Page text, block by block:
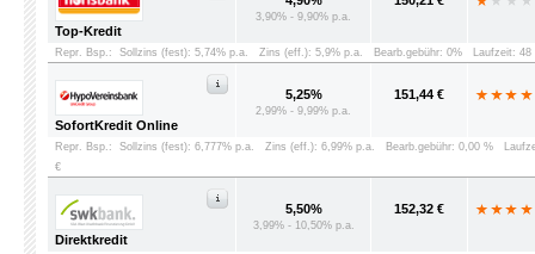
Top-Kredit
3,90% - 9,90% p.a.
Repr. Bsp.: Sollzins (fest): 5,74% p.a. Zins (eff.): 5,9% p.a. Bearb.gebühr: 0% Laufzeit: 48
SofortKredit Online
5,25%
2,99% - 9,99% p.a.
151,44 €
Repr. Bsp.: Sollzins (fest): 6,777% p.a. Zins (eff.): 6,99% p.a. Bearb.gebühr: 0,00 %
€
Direktkredit
5,50%
3,99% - 10,50% p.a.
152,32 €